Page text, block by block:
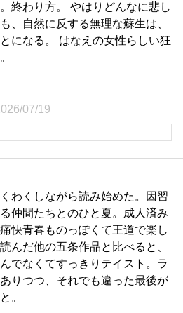
終わり方。 やはりどんなに悲し
、自然に反する無理な蘇生は、
になる。 はなえの女性らしい狂
07/19
わくしながら読み始めた。因習
仲間たちとのひと夏。成人済み
快青春ものっぽくて王道で楽し
んだ他の五条作品と比べると、
でなくてすっきりテイスト。ラ
りつつ、それでも違った最後が
。